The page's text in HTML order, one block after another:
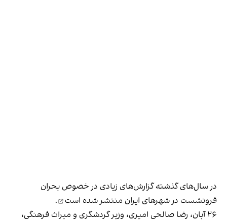
در سال‌های گذشته گزارش‌های زیادی در خصوص بحران
فرونشست در شهرهای ایران منتشر شده است
.
۲۶ آبان، رضا صالحی امیری، وزیر گردشگری و میراث فرهنگی،